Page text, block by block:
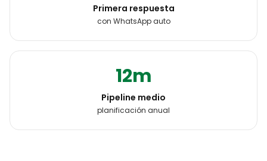
Primera respuesta
con WhatsApp auto
12m
Pipeline medio
planificación anual